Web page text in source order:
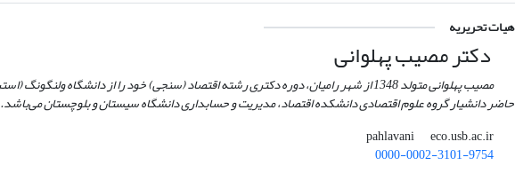
هیات تحریریه
دکتر مصیب پهلوانی
حاضر دانشیار گروه علوم اقتصادی دانشکده اقتصاد، مدیریت و حسابداری دانشگاه سیستان و بلوچستان می‌باشد.
pahlavani
eco.usb.ac.ir
0000-0002-3101-9754